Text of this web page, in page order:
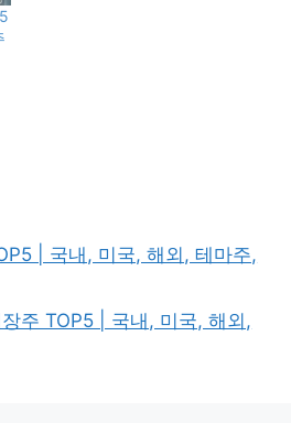
| 국내, 미국, 해외, 테마주,
주 TOP5 | 국내, 미국, 해외,